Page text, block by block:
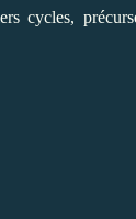
cycles,